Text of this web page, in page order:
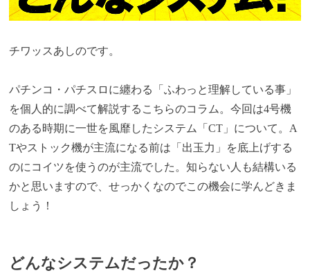
チワッスあしのです。
パチンコ・パチスロに纏わる「ふわっと理解している事」
を個人的に調べて解説するこちらのコラム。今回は4号機
のある時期に一世を風靡したシステム「CT」について。A
Tやストック機が主流になる前は「出玉力」を底上げする
のにコイツを使うのが主流でした。知らない人も結構いる
かと思いますので、せっかくなのでこの機会に学んどきま
しょう！
どんなシステムだったか？